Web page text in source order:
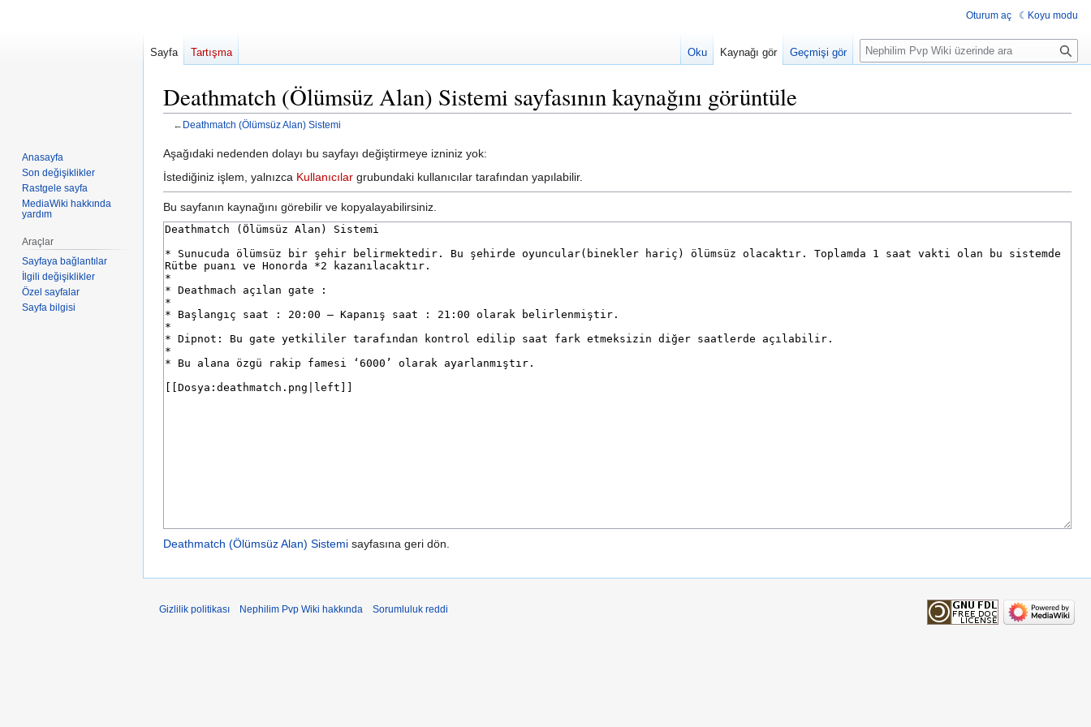
Deathmatch (Ölümsüz Alan) Sistemi sayfasının kaynağını görüntüle
← Deathmatch (Ölümsüz Alan) Sistemi
Gezinti
kısmına
Arama
kısmına
Aşağıdaki nedenden dolayı bu sayfayı değiştirmeye izniniz yok:
İstediğiniz işlem, yalnızca Kullanıcılar grubundaki kullanıcılar tarafından yapılabilir.
Bu sayfanın kaynağını görebilir ve kopyalayabilirsiniz.
Deathmatch (Ölümsüz Alan) Sistemi sayfasına geri dön.
Oturum aç Koyu modu
Sayfa Tartışma Oku Kaynağı gör Geçmişi gör
Ara
Anasayfa
Son değişiklikler
Rastgele sayfa
MediaWiki hakkında
yardım
Araçlar
Sayfaya bağlantılar
İlgili değişiklikler
Özel sayfalar
Sayfa bilgisi
Gizlilik politikası Nephilim Pvp Wiki hakkında Sorumluluk reddi